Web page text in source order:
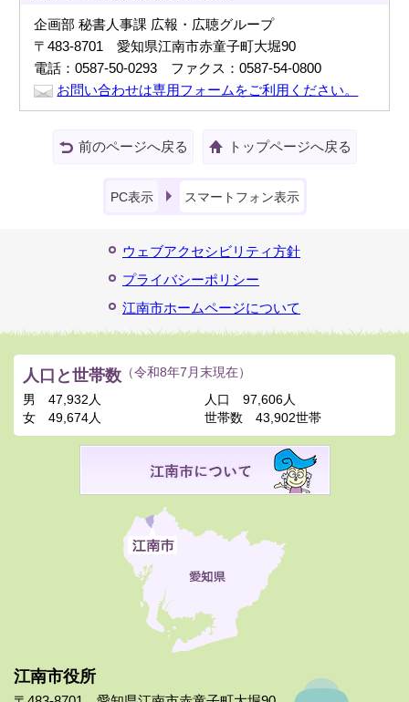
企画部 秘書人事課 広報・広聴グループ
〒483-8701 愛知県江南市赤童子町大堀90
電話：0587-50-0293 ファクス：0587-54-0800
お問い合わせは専用フォームをご利用ください。
前のページへ戻る トップページへ戻る
PC表示 スマートフォン表示
ウェブアクセシビリティ方針
プライバシーポリシー
江南市ホームページについて
江南市役所
人口と世帯数 （令和8年7月末現在）
男
47,932人
女
49,674人
人口
97,606人
世帯数
43,902世帯